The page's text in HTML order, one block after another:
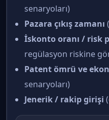
senaryoları)
Pazara çıkış zamanı
İskonto oranı / risk
regülasyon riskine
Patent ömrü ve
senaryoları)
Jenerik / rakip girişi